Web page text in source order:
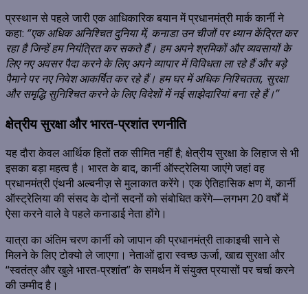
प्रस्थान से पहले जारी एक आधिकारिक बयान में प्रधानमंत्री मार्क कार्नी ने
कहा: “एक अधिक अनिश्चित दुनिया में, कनाडा उन चीजों पर ध्यान केंद्रित कर
रहा है जिन्हें हम नियंत्रित कर सकते हैं। हम अपने श्रमिकों और व्यवसायों के
लिए नए अवसर पैदा करने के लिए अपने व्यापार में विविधता ला रहे हैं और बड़े
पैमाने पर नए निवेश आकर्षित कर रहे हैं। हम घर में अधिक निश्चितता, सुरक्षा
और समृद्धि सुनिश्चित करने के लिए विदेशों में नई साझेदारियां बना रहे हैं।”
क्षेत्रीय सुरक्षा और भारत-प्रशांत रणनीति
यह दौरा केवल आर्थिक हितों तक सीमित नहीं है; क्षेत्रीय सुरक्षा के लिहाज से भी
इसका बड़ा महत्व है। भारत के बाद, कार्नी ऑस्ट्रेलिया जाएंगे जहां वह
प्रधानमंत्री एंथनी अल्बनीज़ से मुलाकात करेंगे। एक ऐतिहासिक क्षण में, कार्नी
ऑस्ट्रेलिया की संसद के दोनों सदनों को संबोधित करेंगे—लगभग 20 वर्षों में
ऐसा करने वाले वे पहले कनाडाई नेता होंगे।
यात्रा का अंतिम चरण कार्नी को जापान की प्रधानमंत्री ताकाइची साने से
मिलने के लिए टोक्यो ले जाएगा। नेताओं द्वारा स्वच्छ ऊर्जा, खाद्य सुरक्षा और
“स्वतंत्र और खुले भारत-प्रशांत” के समर्थन में संयुक्त प्रयासों पर चर्चा करने
की उम्मीद है।